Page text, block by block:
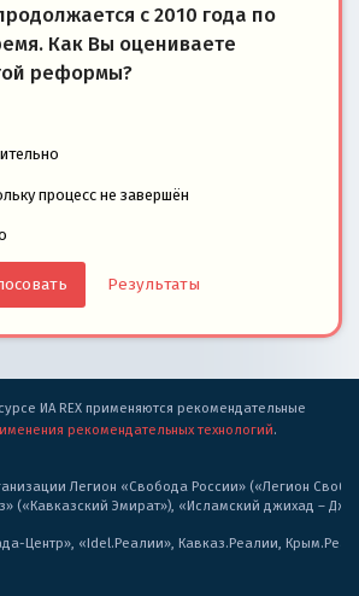
с 2010 года по
Как Вы оцениваете
реформы?
процесс не завершён
Результаты
ИА REX применяются рекомендательные
рекомендательных технологий.
Легион «Свобода России» («Легион
(«Кавказский Эмират»), «Исламский джихад –
Центр», «Idel.Реалии», Кавказ.Реалии,